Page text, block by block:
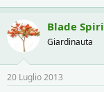
Blade
Giardinauta
20 Luglio 2013